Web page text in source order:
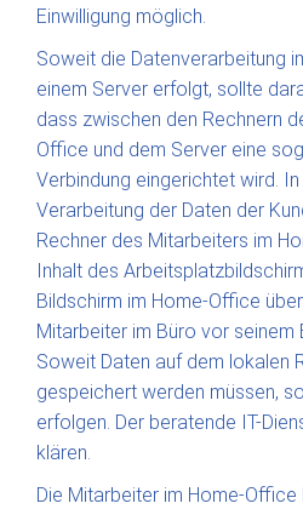
Einwilligung möglich.
Soweit die Datenverarbeitung
einem Server erfolgt, sollte
dass zwischen den Rechnern
Office und dem Server eine
Verbindung eingerichtet wird.
Verarbeitung der Daten der
Rechner des Mitarbeiters im
Inhalt des
Bildschirm im Home-Office
Mitarbeiter im Büro vor seinem
Soweit Daten auf dem lokalen
gespeichert werden müssen,
erfolgen. Der beratende IT-
klären.
Die Mitarbeiter im Home-Office